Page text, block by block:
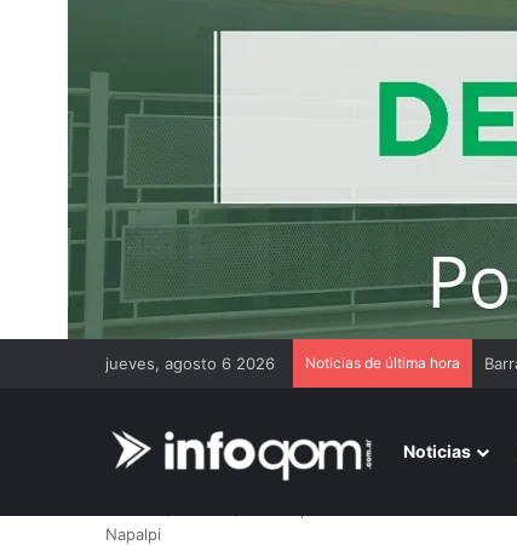
jueves, agosto 6 2026 Noticias de última hora
Noticias
Napalpi